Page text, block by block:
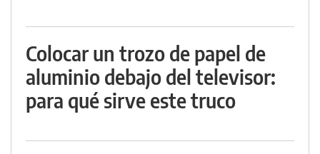
Colocar un trozo de papel de
aluminio debajo del televisor:
para qué sirve este truco